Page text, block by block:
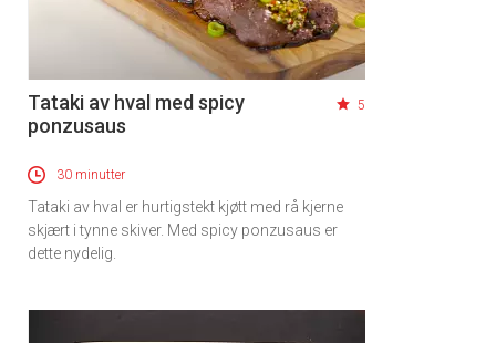
Tataki av hval med spicy
ponzusaus
5
30 minutter
Tataki av hval er hurtigstekt kjøtt med rå kjerne
skjært i tynne skiver. Med spicy ponzusaus er
dette nydelig.